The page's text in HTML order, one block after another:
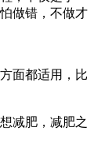
做错，不做才
面都适用，比
减肥，减肥之